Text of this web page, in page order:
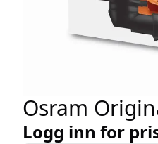
Osram
Logg inn for